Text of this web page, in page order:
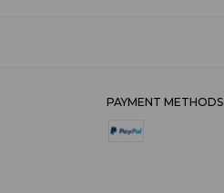
PAYMENT METHODS